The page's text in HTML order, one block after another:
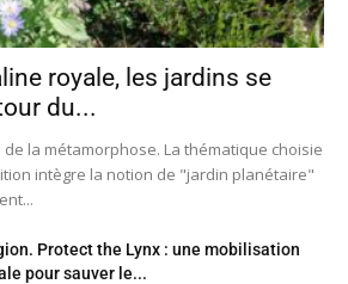
royale, les jardins se
du...
de la métamorphose. La thématique choisie
intègre la notion de "jardin planétaire"
Protect the Lynx : une mobilisation
pour sauver le...